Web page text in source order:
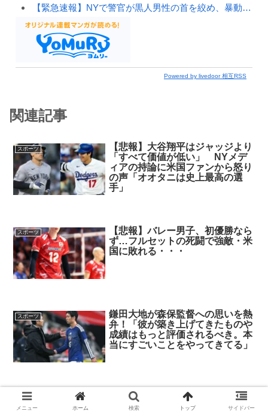
【緊急速報】NYで警官が黒人男性の首を絞め、暴動第二波不可避へ
Powered by livedoor 相互RSS
関連記事
スポーツ
【悲報】大谷翔平はジャッジより
「すべて価値が低い」 NYメデ
ィアの持論に米国ファンから怒り
の声「オオタニは史上最高の選
手」
スポーツ
【悲報】バレー男子、初優勝なら
ず…フルセットの死闘で強敵・米
国に敗れる・・・
スポーツ
鎌田大地が森保監督への思いを熱
弁！「彼が築き上げてきたものや
成績はもっと評価されるべき。本
当にすごいことをやってきてる」
スポーツ
【驚愕】サッカー王国ブラジルで
進むサッカー離れ 36％が「関心
メニュー ホーム 検索 トップ サイドバー